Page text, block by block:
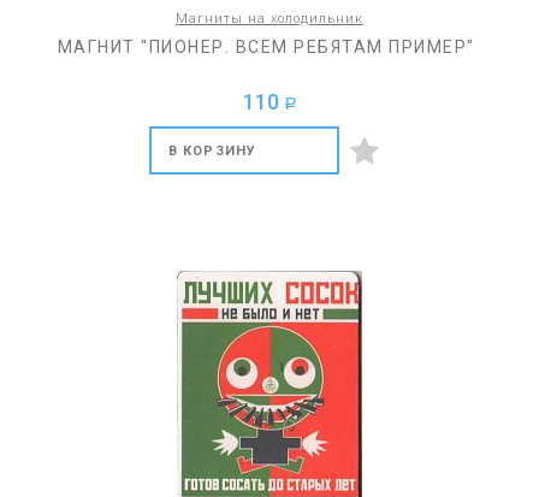
Магниты на холодильник
МАГНИТ "ПИОНЕР. ВСЕМ РЕБЯТАМ ПРИМЕР"
110 a
В КОРЗИНУ